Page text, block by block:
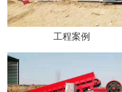
工程案例